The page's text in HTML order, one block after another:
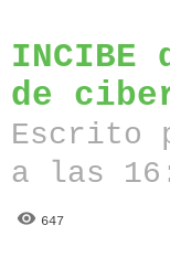
INCIBE
de
Escrito
a las
647